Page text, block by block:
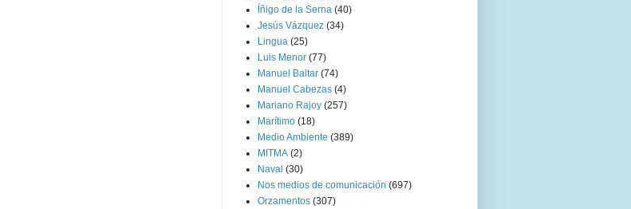
Íñigo de la Serna (40)
Jesús Vázquez (34)
Lingua (25)
Luis Menor (77)
Manuel Baltar (74)
Manuel Cabezas (4)
Mariano Rajoy (257)
Marítimo (18)
Medio Ambiente (389)
MITMA (2)
Naval (30)
Nos medios de comunicación (697)
Orzamentos (307)